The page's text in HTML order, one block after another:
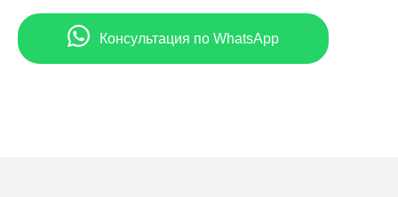
Консультация по WhatsApp